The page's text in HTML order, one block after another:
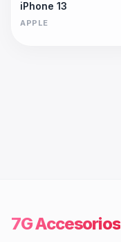
iPhone 13
APPLE
7G Accesorios